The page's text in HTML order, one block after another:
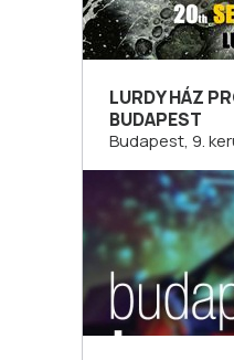
LURDY HÁZ
BUDAPEST
Budapest, 9.